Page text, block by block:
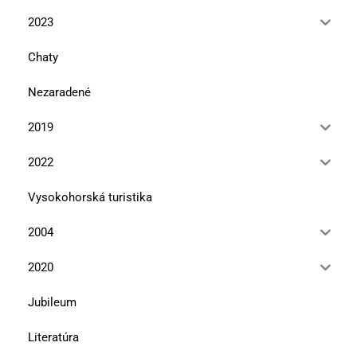
2023
Chaty
Nezaradené
2019
2022
Vysokohorská turistika
2004
2020
Jubileum
Literatúra